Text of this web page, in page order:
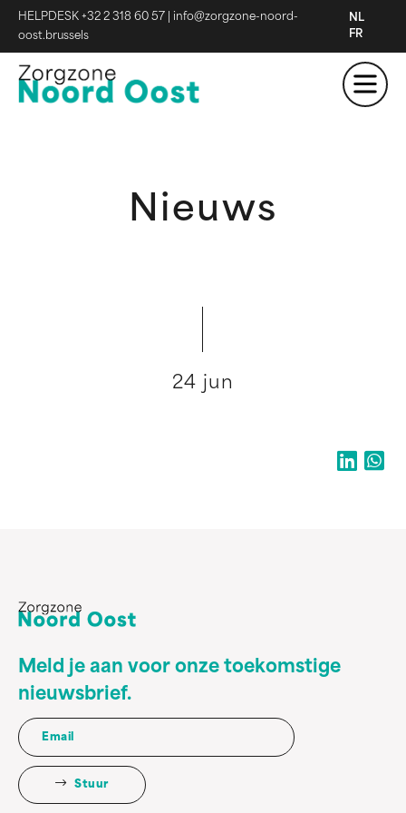
HELPDESK +32 2 318 60 57
info@zorgzone-noord-
oost.brussels
NL
FR
Nieuws
24 jun
Meld je aan voor onze toekomstige
nieuwsbrief.
Stuur